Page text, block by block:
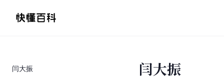
闫大振
闫大振